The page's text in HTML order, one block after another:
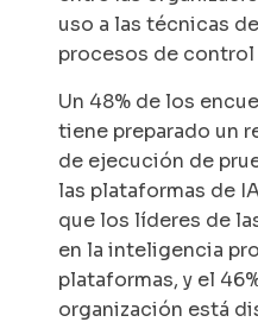
uso a las técnicas
procesos de control
Un 48% de los
tiene preparado un
de ejecución de
las plataformas de
que los líderes de
en la inteligencia
plataformas, y el
organización está